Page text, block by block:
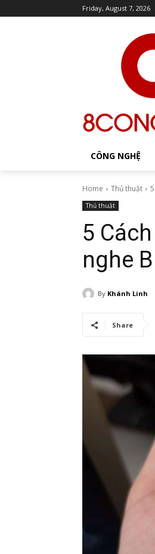
Friday, August 7, 2026
CÔNG NGHỆ
Home Thủ thuật
Thủ thuật
5
nghe
By Khánh Linh
Share